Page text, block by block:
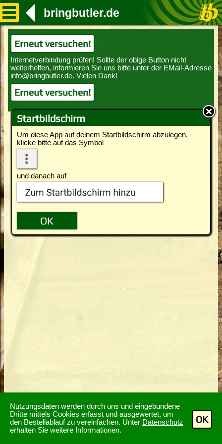
Nutzungsdaten werden durch uns und eingebundene
Dritte mittels Cookies erfasst und ausgewertet, um
den Bestellablauf zu vereinfachen. Unter Datenschutz
erhalten Sie weitere Informationen.
OK
Startbildschirm
Um diese App auf deinem Startbildschirm abzulegen,
klicke bitte auf das Symbol
und danach auf
bringbutler.de
Erneut versuchen!
Erneut versuchen!